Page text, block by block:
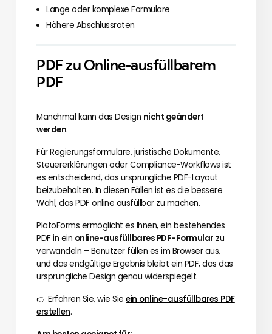
Lange oder komplexe Formulare
Höhere Abschlussraten
PDF zu Online-ausfüllbarem
PDF
Manchmal kann das Design nicht geändert
werden.
Für Regierungsformulare, juristische Dokumente,
Steuererklärungen oder Compliance-Workflows ist
es entscheidend, das ursprüngliche PDF-Layout
beizubehalten. In diesen Fällen ist es die bessere
Wahl, das PDF online ausfüllbar zu machen.
PlatoForms ermöglicht es Ihnen, ein bestehendes
PDF in ein online-ausfüllbares PDF-Formular zu
verwandeln – Benutzer füllen es im Browser aus,
und das endgültige Ergebnis bleibt ein PDF, das das
ursprüngliche Design genau widerspiegelt.
👉 Erfahren Sie, wie Sieein online-ausfüllbares PDF
erstellen.